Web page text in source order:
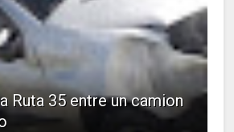
Ruta 35 entre un camion